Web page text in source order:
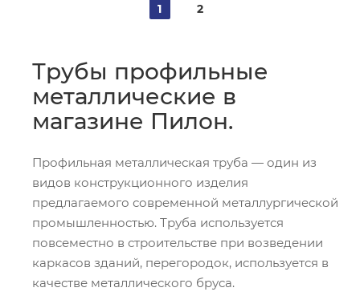
1 2
Трубы профильные
металлические в
магазине Пилон.
Профильная металлическая труба — один из
видов конструкционного изделия
предлагаемого современной металлургической
промышленностью. Труба используется
повсеместно в строительстве при возведении
каркасов зданий, перегородок, используется в
качестве металлического бруса.